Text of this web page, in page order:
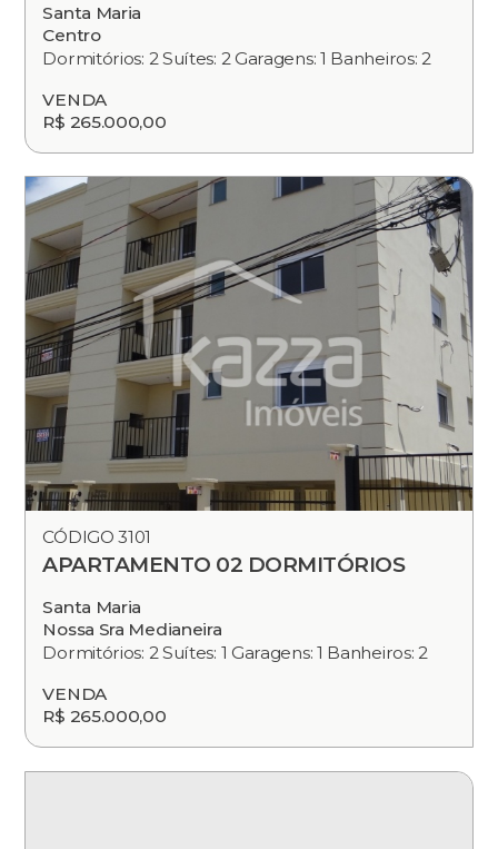
Santa Maria
Centro
Dormitórios: 2 Suítes: 2 Garagens: 1 Banheiros: 2
VENDA
R$ 265.000,00
CÓDIGO 3101
APARTAMENTO 02 DORMITÓRIOS
Santa Maria
Nossa Sra Medianeira
Dormitórios: 2 Suítes: 1 Garagens: 1 Banheiros: 2
VENDA
R$ 265.000,00